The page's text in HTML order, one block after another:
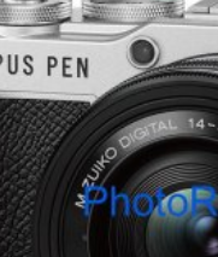
P7 กับชื่อแบรนด์
สู่ OM Digital แล้วก็ตาม
PEN E-P7' จาก
าครับ แต่ที่น่าสนใจกว่า
Digital